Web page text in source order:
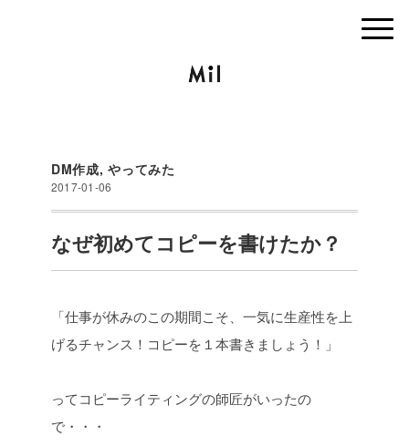
DM作成,やってみた
2017-01-06
なぜ初めてコピーを書けたか？
「仕事が休みのこの期間こそ、一気に生産性を上
げるチャンス！コピーを１本書きましょう！」
ってコピーライティングの師匠がいったの
で・・・